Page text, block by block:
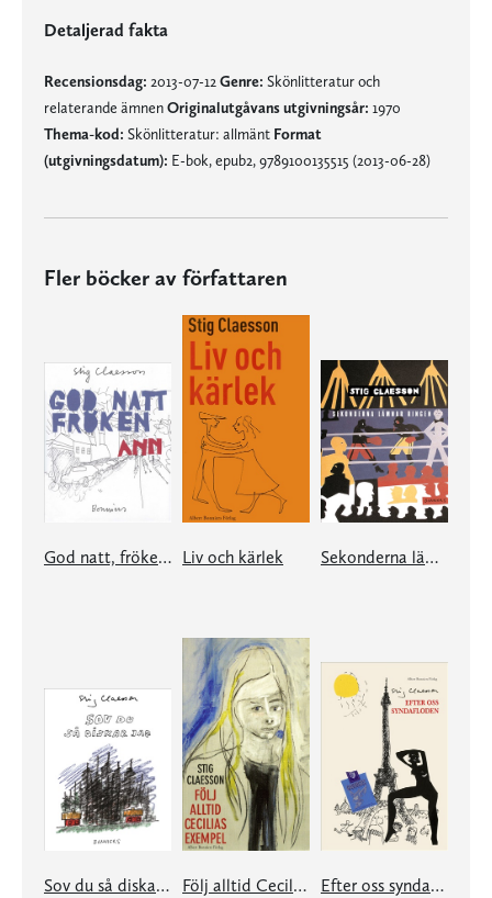
Detaljerad fakta
Recensionsdag: 2013-07-12 Genre: Skönlitteratur och
relaterande ämnenOriginalutgåvans utgivningsår: 1970
Thema-kod: Skönlitteratur: allmänt Format
(utgivningsdatum): E-bok, epub2, 9789100135515 (2013-06-28)
Fler böcker av författaren
God natt, fröken Ann Liv och kärlek Sekonderna lämnar ringen
Sov du så diskar jag Följ alltid Cecilias exempel Efter oss syndafloden